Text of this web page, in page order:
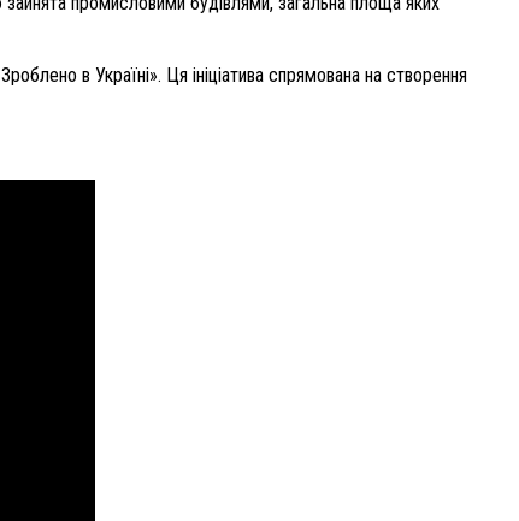
в Україні». Ця ініціатива спрямована на створення